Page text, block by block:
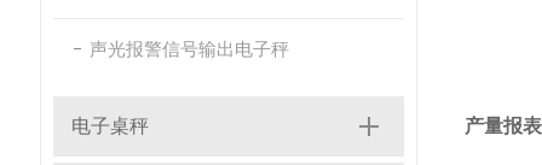
声光报警信号输出电子秤
电子桌秤 产量报